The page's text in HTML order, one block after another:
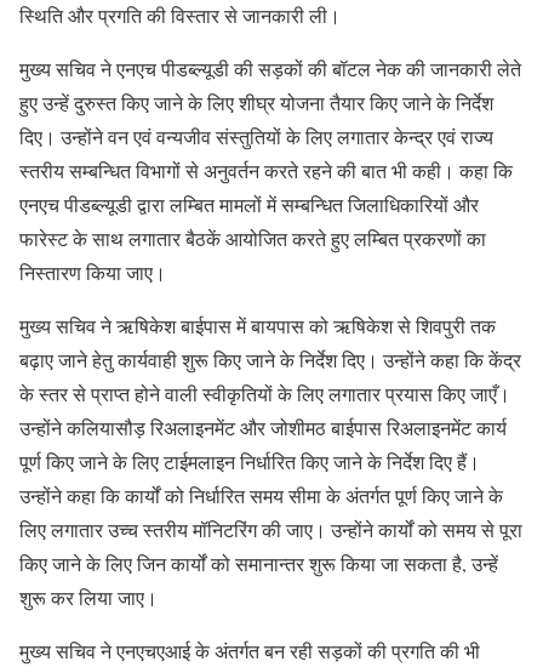
स्थिति और प्रगति की विस्तार से जानकारी ली।
मुख्य सचिव ने एनएच पीडब्ल्यूडी की सड़कों की बॉटल नेक की जानकारी लेते
हुए उन्हें दुरुस्त किए जाने के लिए शीघ्र योजना तैयार किए जाने के निर्देश
दिए। उन्होंने वन एवं वन्यजीव संस्तुतियों के लिए लगातार केन्द्र एवं राज्य
स्तरीय सम्बन्धित विभागों से अनुवर्तन करते रहने की बात भी कही। कहा कि
एनएच पीडब्ल्यूडी द्वारा लम्बित मामलों में सम्बन्धित जिलाधिकारियों और
फारेस्ट के साथ लगातार बैठकें आयोजित करते हुए लम्बित प्रकरणों का
निस्तारण किया जाए।
मुख्य सचिव ने ऋषिकेश बाईपास में बायपास को ऋषिकेश से शिवपुरी तक
बढ़ाए जाने हेतु कार्यवाही शुरू किए जाने के निर्देश दिए। उन्होंने कहा कि केंद्र
के स्तर से प्राप्त होने वाली स्वीकृतियों के लिए लगातार प्रयास किए जाएँ।
उन्होंने कलियासौड़ रिअलाइनमेंट और जोशीमठ बाईपास रिअलाइनमेंट कार्य
पूर्ण किए जाने के लिए टाईमलाइन निर्धारित किए जाने के निर्देश दिए हैं।
उन्होंने कहा कि कार्यों को निर्धारित समय सीमा के अंतर्गत पूर्ण किए जाने के
लिए लगातार उच्च स्तरीय मॉनिटरिंग की जाए। उन्होंने कार्यों को समय से पूरा
किए जाने के लिए जिन कार्यों को समानान्तर शुरू किया जा सकता है, उन्हें
शुरू कर लिया जाए।
मुख्य सचिव ने एनएचएआई के अंतर्गत बन रही सड़कों की प्रगति की भी